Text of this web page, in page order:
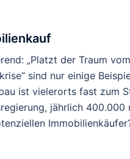
„Platzt der Traum vom
sind nur einige
ist vielerorts fast zum
jährlich 400.000